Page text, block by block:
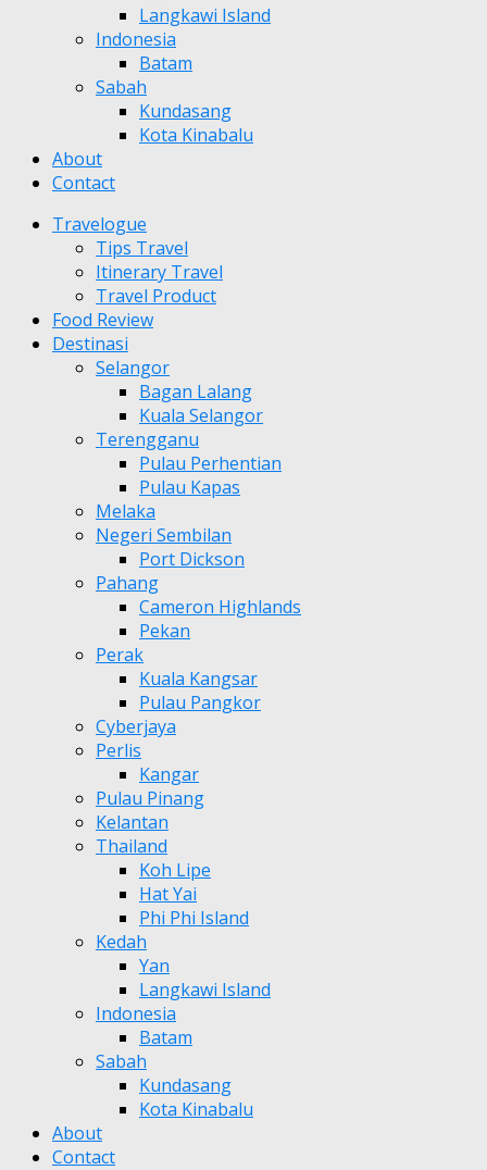
Langkawi Island
Indonesia
Batam
Sabah
Kundasang
Kota Kinabalu
About
Contact
Travelogue
Tips Travel
Itinerary Travel
Travel Product
Food Review
Destinasi
Selangor
Bagan Lalang
Kuala Selangor
Terengganu
Pulau Perhentian
Pulau Kapas
Melaka
Negeri Sembilan
Port Dickson
Pahang
Cameron Highlands
Pekan
Perak
Kuala Kangsar
Pulau Pangkor
Cyberjaya
Perlis
Kangar
Pulau Pinang
Kelantan
Thailand
Koh Lipe
Hat Yai
Phi Phi Island
Kedah
Yan
Langkawi Island
Indonesia
Batam
Sabah
Kundasang
Kota Kinabalu
About
Contact